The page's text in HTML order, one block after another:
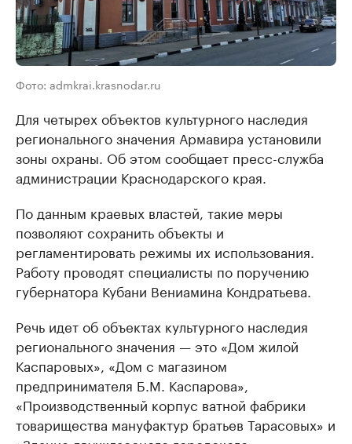
Фото: admkrai.krasnodar.ru
Для четырех объектов культурного наследия
регионального значения Армавира установили
зоны охраны. Об этом сообщает пресс-служба
администрации Краснодарского края.
По данным краевых властей, такие меры
позволяют сохранить объекты и
регламентировать режимы их использования.
Работу проводят специалисты по поручению
губернатора Кубани Вениамина Кондратьева.
Речь идет об объектах культурного наследия
регионального значения — это «Дом жилой
Каспаровых», «Дом с магазином
предпринимателя Б.М. Каспарова»,
«Производственный корпус ватной фабрики
товарищества мануфактур братьев Тарасовых» и